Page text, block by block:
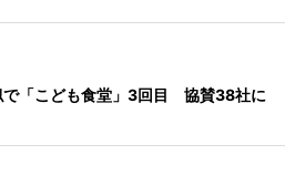
で「こども食堂」3回目 協賛38社に